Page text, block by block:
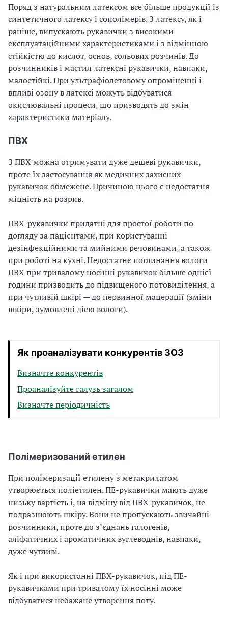
Поряд з натуральним латексом все більше продукції із
синтетичного латексу і сополімерів. З латексу, як і
раніше, випускають рукавички з високими
експлуатаційними характеристиками і з відмінною
стійкістю до кислот, основ, сольових розчинів. До
розчинників і мастил латексні рукавички, навпаки,
малостійкі. При ультрафіолетовому опроміненні і
впливі озону в латексі можуть відбуватися
окислювальні процеси, що призводять до змін
характеристики матеріалу.
ПВХ
З ПВХ можна отримувати дуже дешеві рукавички,
проте їх застосування як медичних захисних
рукавичок обмежене. Причиною цього є недостатня
міцність на розрив.
ПВХ-рукавички придатні для простої роботи по
догляду за пацієнтами, при користуванні
дезінфекційними та мийними речовинами, а також
при роботі на кухні. Недостатнє поглинання вологи
ПВХ при тривалому носінні рукавичок більше однієї
години призводить до підвищеного потовиділення, а
при чутливій шкірі — до первинної мацерації (зміни
шкіри, зумовлені дією вологи).
Як проаналізувати конкурентів ЗОЗ
Визначте конкурентів
Проаналізуйте галузь загалом
Визначте періодичність
Полімеризований етилен
При полімеризації етилену з метакрилатом
утворюється поліетилен. ПЕ-рукавички мають дуже
низьку вартість і, на відміну від ПВХ-рукавичок, не
подразнюють шкіру. Вони не пропускають звичайні
розчинники, проте до зʼєднань галогенів,
аліфатичних і ароматичних вуглеводнів, навпаки,
дуже чутливі.
Як і при використанні ПВХ-рукавичок, під ПЕ-
рукавичками при тривалому їх носінні може
відбуватися небажане утворення поту.